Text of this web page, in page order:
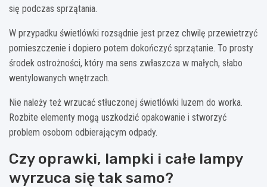
się podczas sprzątania.
W przypadku świetlówki rozsądnie jest przez chwilę przewietrzyć
pomieszczenie i dopiero potem dokończyć sprzątanie. To prosty
środek ostrożności, który ma sens zwłaszcza w małych, słabo
wentylowanych wnętrzach.
Nie należy też wrzucać stłuczonej świetlówki luzem do worka.
Rozbite elementy mogą uszkodzić opakowanie i stworzyć
problem osobom odbierającym odpady.
Czy oprawki, lampki i całe lampy
wyrzuca się tak samo?